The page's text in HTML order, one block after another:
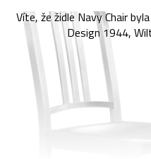
Víte, že židle Navy Chair
Design 1944,